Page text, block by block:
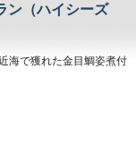
でお問い合わせくださ
際に畳・ソファースペー
お料理をご用意しており
ン（ハイシーズ
海で獲れた金目鯛姿煮付
わいの煮汁、金目鯛をま